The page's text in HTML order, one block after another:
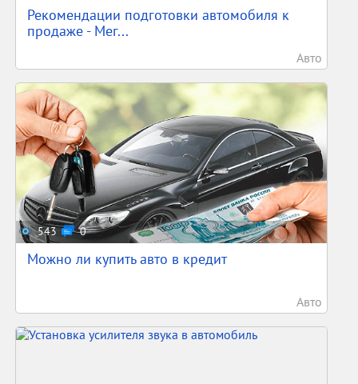
Рекомендации подготовки автомобиля к
продаже - Мег...
Авто
543 0
Можно ли купить авто в кредит
Авто